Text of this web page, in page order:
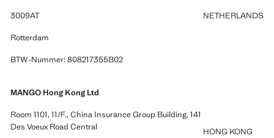
3009AT
Rotterdam
BTW-Nummer: 808217355B02
NETHERLANDS
MANGO Hong Kong Ltd
Room 1101, 11/F., China Insurance Group Building, 141
Des Voeux Road Central
HONG KONG